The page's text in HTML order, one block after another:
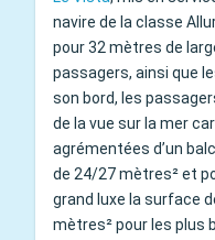
navire de la classe
pour 32 mètres de
passagers, ainsi que
son bord, les
de la vue sur la mer
agrémentées d’un
de 24/27 mètres² et
grand luxe la surface
mètres² pour les plus